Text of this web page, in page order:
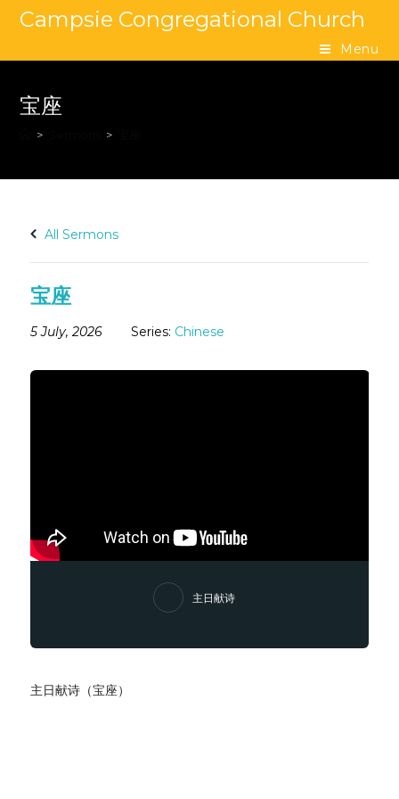
Campsie Congregational Church
Menu
宝座
> >
All Sermons
宝座
5 July, 2026 Series: Chinese
主日献诗
主日献诗（宝座）